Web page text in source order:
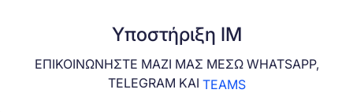
Υποστήριξη IM
ΕΠΙΚΟΙΝΩΝΗΣΤΕ ΜΑΖΙ ΜΑΣ ΜΕΣΩ WHATSAPP,
TELEGRAM ΚΑΙ TEAMS